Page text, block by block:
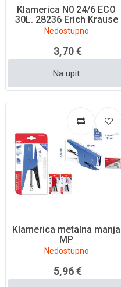
Klamerica N0 24/6 ECO
30L. 28236 Erich Krause
Nedostupno
3,70 €
Na upit
Klamerica metalna manja
MP
Nedostupno
5,96 €